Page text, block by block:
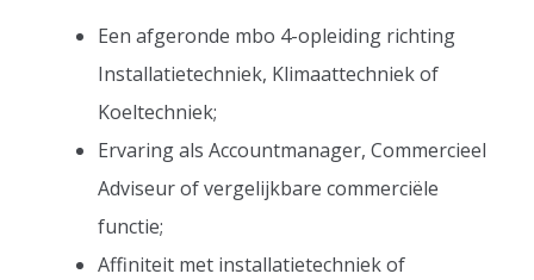
Een afgeronde mbo 4-opleiding richting
Installatietechniek, Klimaattechniek of
Koeltechniek;
Ervaring als Accountmanager, Commercieel
Adviseur of vergelijkbare commerciële
functie;
Affiniteit met installatietechniek of